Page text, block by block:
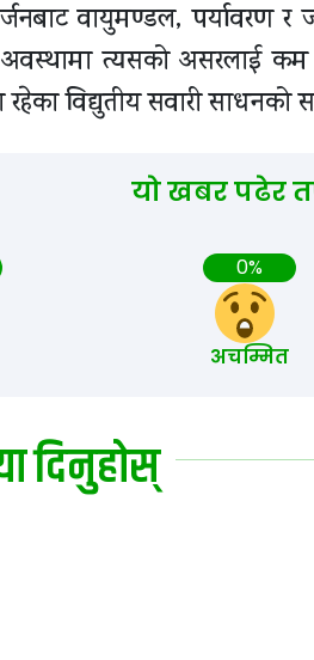
वायुमण्डल, पर्यावरण
त्यसको असरलाई कम
विद्युतीय सवारी साधनको
यो खबर पढेर
0%
अचम्मित
दिनुहोस्